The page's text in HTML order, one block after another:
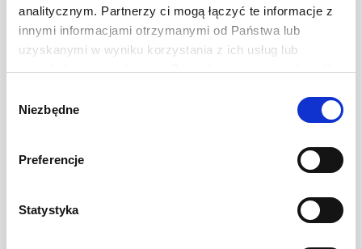
analitycznym. Partnerzy ci mogą łączyć te informacje z
innymi informacjami otrzymanymi od Państwa lub
uzyskanymi w wyniku korzystania z ich usług lub
przeglądania innych stron. Zezwalając na wszystkie pliki
umożliwia ustawienie swoich preferencji tylko na naszej
stronie. Administratorem danych osobowych jest Develey
Batalionu Platerówek 3, 03-308 Warszawa. Więcej
znajduje się w Polityce Prywatności.
Ten baner umożliwia ustawienie Twoich preferencji tylko
zgody
Niezbędne
Preferencje
Statystyka
Naklejki
1szt. 6szt.